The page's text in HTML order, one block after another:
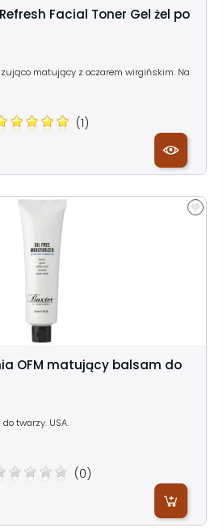
Facial Toner Gel żel po
matujący z oczarem wirgińskim. Na
(1)
OFM matujący balsam do
twarzy. USA.
(0)